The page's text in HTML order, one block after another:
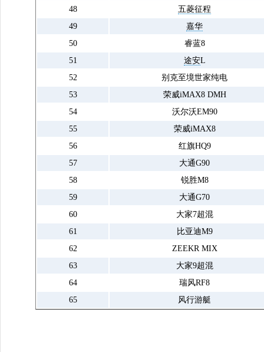
48
五菱征程
49
嘉华
50
睿蓝8
51
途安L
52
别克至境世家纯电
53
荣威iMAX8 DMH
54
沃尔沃EM90
55
荣威iMAX8
56
红旗HQ9
57
大通G90
58
锐胜M8
59
大通G70
60
大家7超混
61
比亚迪M9
62
ZEEKR MIX
63
大家9超混
64
瑞风RF8
65
风行游艇